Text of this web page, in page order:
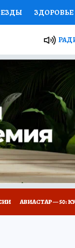
ЗДОРОВЬЕ
РОССИИ
СЕКРЕТЫ
ЖЕЛЕЗА
ГИД
АВИАСТАР — 50: